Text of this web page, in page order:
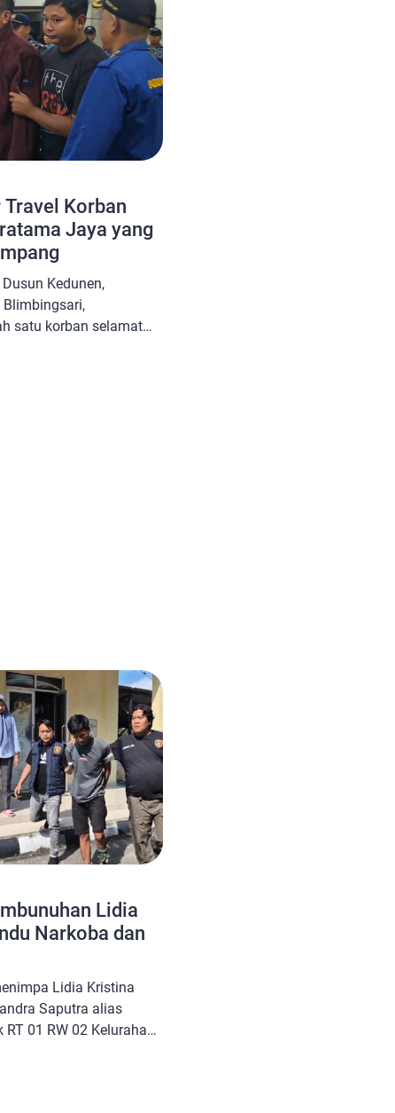
Korban
Jaya yang
Kedunen,
Blimbingsari,
satu korban selamat
Tunu Pratama Jaya
bersyukur telah
Lidia
Narkoba dan
Lidia Kristina
Saputra alias
01 RW 02 Kelurahan
Utara, menyisakan
tetangga, dan teman-